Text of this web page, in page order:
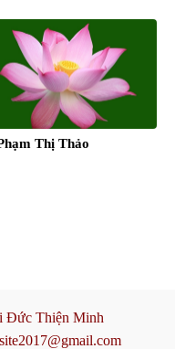
Thị Thảo
Đức Thiện Minh